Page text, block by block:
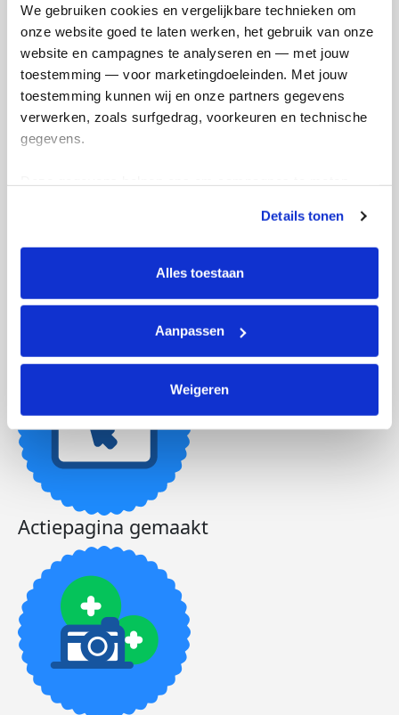
We gebruiken cookies en vergelijkbare technieken om
onze website goed te laten werken, het gebruik van onze
website en campagnes te analyseren en — met jouw
toestemming — voor marketingdoeleinden. Met jouw
toestemming kunnen wij en onze partners gegevens
verwerken, zoals surfgedrag, voorkeuren en technische
gegevens.
tonen. Je kunt je toestemming op elk moment wijzigen of
intrekken via Cookie instellingen onderaan de pagina. De
lijst met cookies is te vinden in het tabblad “details”.
Details tonen
Alles toestaan
Aanpassen
Weigeren
Wauw
dinsdag 2 mei 2023
Wauw! Bedankt voor jullie donatie . We
hopen ons streef bedrag te gaan halen.
overhandigen aan het Toon Herman huis
Karola's badges
Actiepagina gemaakt